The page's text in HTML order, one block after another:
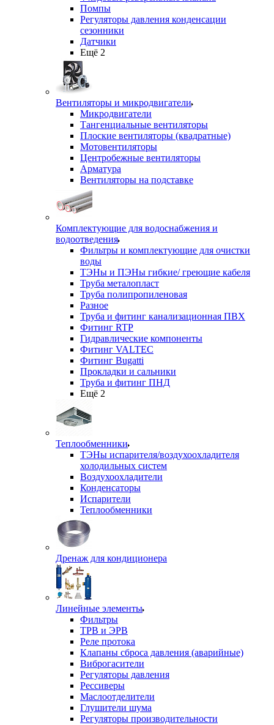
Помпы
Регуляторы давления конденсации
сезонники
Датчики
Ещё 2
Вентиляторы и микродвигатели
Микродвигатели
Тангенциальные вентиляторы
Плоские вентиляторы (квадратные)
Мотовентиляторы
Центробежные вентиляторы
Арматура
Вентиляторы на подставке
Комплектующие для водоснабжения и
водоотведения
Фильтры и комплектующие для очистки
воды
ТЭНы и ПЭНы гибкие/ греющие кабеля
Труба металопласт
Труба полипропиленовая
Разное
Труба и фитинг канализационная ПВХ
Фитинг RTP
Гидравлические компоненты
Фитинг VALTEC
Фитинг Bugatti
Прокладки и сальники
Труба и фитинг ПНД
Ещё 2
Теплообменники
ТЭНы испарителя/воздухоохладителя
холодильных систем
Воздухоохладители
Конденсаторы
Испарители
Теплообменники
Дренаж для кондиционера
Линейные элементы
Фильтры
ТРВ и ЭРВ
Реле протока
Клапаны сброса давления (аварийные)
Виброгасители
Регуляторы давления
Рессиверы
Маслоотделители
Глушители шума
Регуляторы производительности